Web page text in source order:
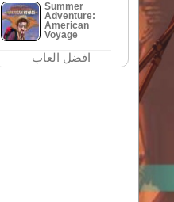
Summer
Adventure:
American
Voyage
افضل العاب